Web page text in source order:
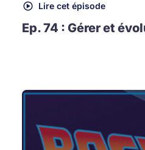
Lire cet épisode
Ep. 74 : Gérer et